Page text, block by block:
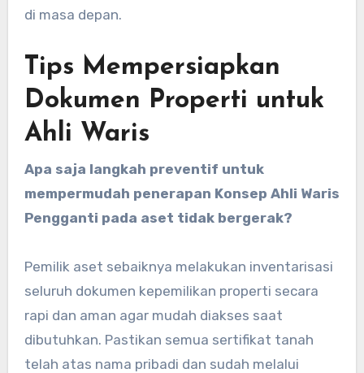
di masa depan.
Tips Mempersiapkan
Dokumen Properti untuk
Ahli Waris
Apa saja langkah preventif untuk
mempermudah penerapan Konsep Ahli Waris
Pengganti pada aset tidak bergerak?
Pemilik aset sebaiknya melakukan inventarisasi
seluruh dokumen kepemilikan properti secara
rapi dan aman agar mudah diakses saat
dibutuhkan. Pastikan semua sertifikat tanah
telah atas nama pribadi dan sudah melalui